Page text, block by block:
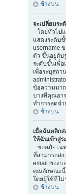
ข้างบน
จะเปลี่ยนระ
โดยทั่วไป
แสดงระดับ
username
ตัว ขึ้นอยู่กั
ระดับขั้นเพื่
เพื่อระบุสถา
ข้อความมาก
บางทีคุณอาจ
ทำการลดจ
ข้างบน
เมื่อฉันคลิก
ให้ฉันเข้าสู่ร
ขออภัย เฉ
ที่สามารถส่
email ของบ
คุณลักษณะนี้)
โดยผู้ใช้ที่ไม่
ข้างบน